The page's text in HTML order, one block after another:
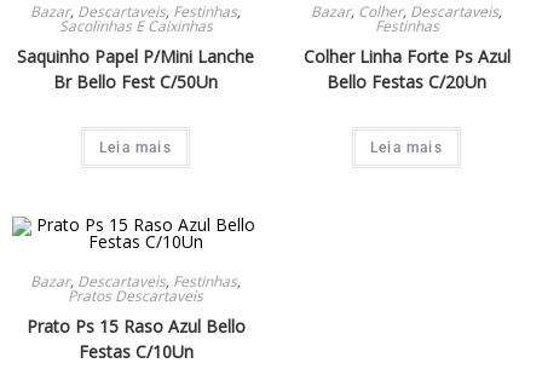
Bazar, Descartaveis, Festinhas,
Sacolinhas E Caixinhas
Saquinho Papel P/Mini Lanche
Br Bello Fest C/50Un
Leia mais
Bazar, Colher, Descartaveis,
Festinhas
Colher Linha Forte Ps Azul
Bello Festas C/20Un
Leia mais
Bazar, Descartaveis, Festinhas,
Pratos Descartaveis
Prato Ps 15 Raso Azul Bello
Festas C/10Un